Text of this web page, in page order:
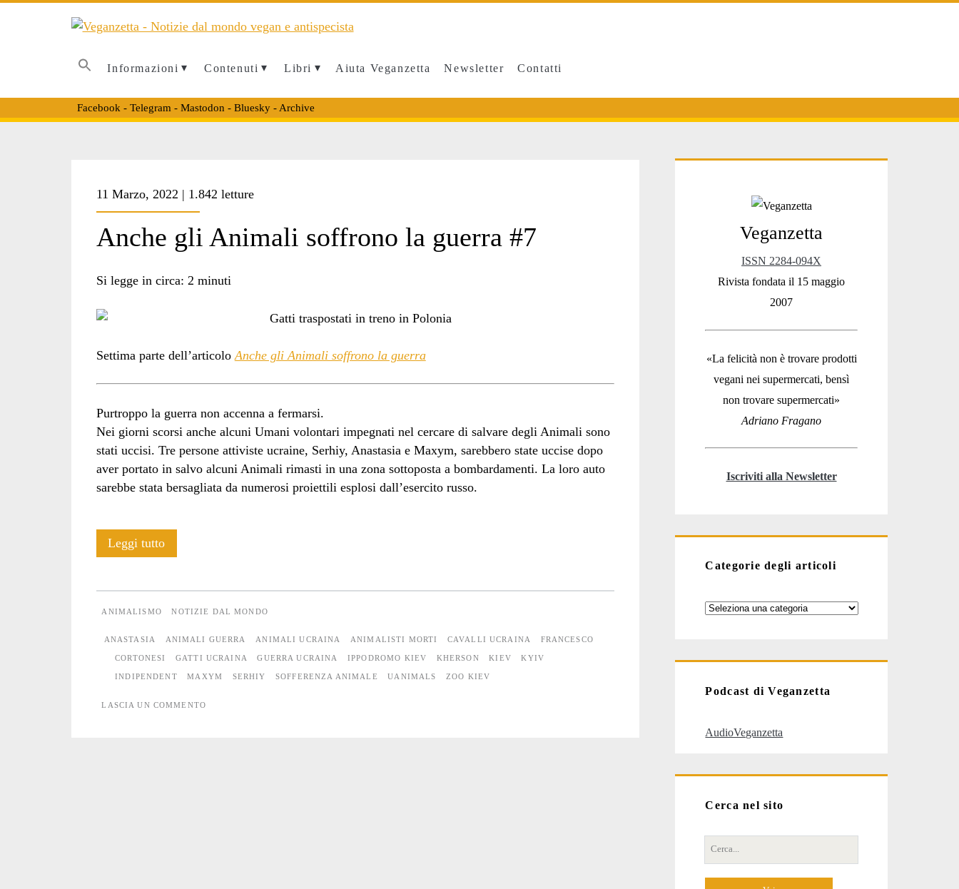
Informazioni Contenuti Libri Aiuta Veganzetta Newsletter Contatti
Facebook - Telegram - Mastodon - Bluesky- Archive
<span>Maxym</span>
11 Marzo, 2022 | 1.842 letture
Anche gli Animali soffrono la guerra #7
Si legge in circa: 2 minuti
Settima parte dell’articolo Anche gli Animali soffrono la guerra
Purtroppo la guerra non accenna a fermarsi.
Nei giorni scorsi anche alcuni Umani volontari impegnati nel cercare di salvare degli Animali sono
stati uccisi. Tre persone attiviste ucraine, Serhiy, Anastasia e Maxym, sarebbero state uccise dopo
aver portato in salvo alcuni Animali rimasti in una zona sottoposta a bombardamenti. La loro auto
sarebbe stata bersagliata da numerosi proiettili esplosi dall’esercito russo.
Leggi tuttoAnche
guerra
#7
ANIMALISMO NOTIZIE DAL MONDO
ANASTASIA ANIMALI GUERRA ANIMALI UCRAINA ANIMALISTI MORTI CAVALLI UCRAINA FRANCESCO
CORTONESI GATTI UCRAINA GUERRA UCRAINA IPPODROMO KIEV KHERSON KIEV KYIV
INDIPENDENT MAXYM SERHIY SOFFERENZA ANIMALE UANIMALS ZOO KIEV
LASCIA UN COMMENTO
Primary
Sidebar
Veganzetta
ISSN 2284-094X
Rivista fondata il 15 maggio
2007
«La felicità non è trovare prodotti
vegani nei supermercati, bensì
non trovare supermercati»
Adriano Fragano
Iscriviti alla Newsletter
Categorie degli articoli
Categorie
Podcast di Veganzetta
AudioVeganzetta
Cerca nel sito
Cerca
per: